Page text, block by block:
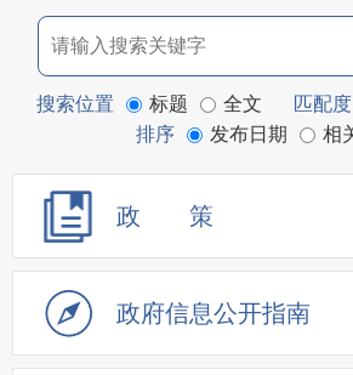
搜索位置 标题 全文 匹配度
排序
发布日期 相
政 策
政府信息公开指南